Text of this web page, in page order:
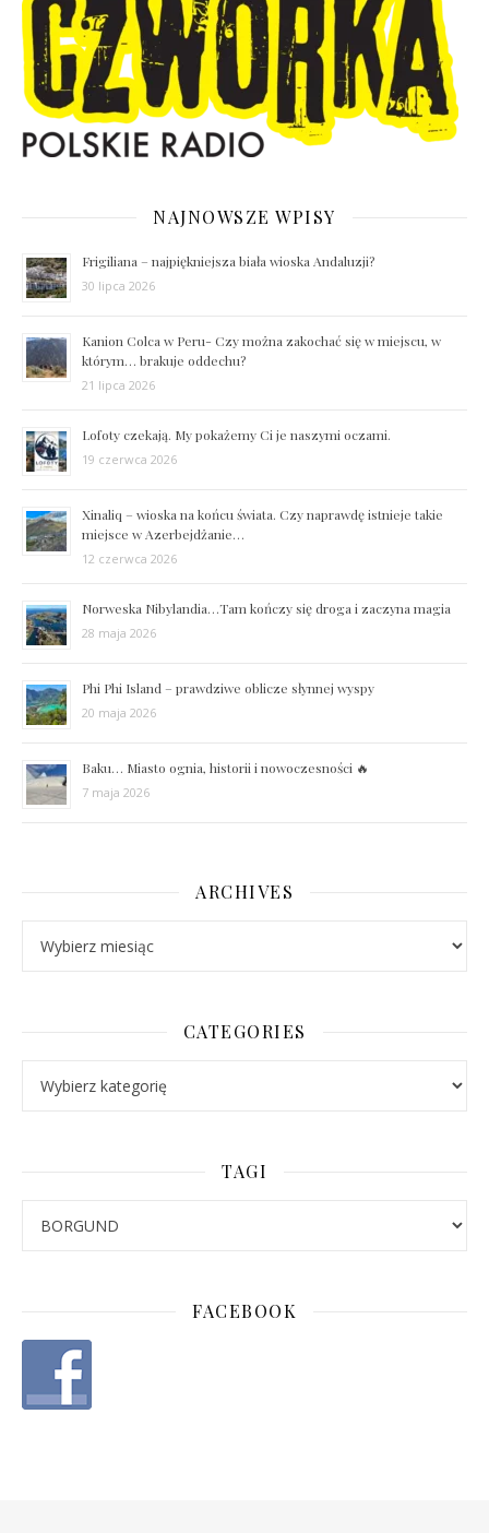
NAJNOWSZE WPISY
Frigiliana – najpiękniejsza biała wioska Andaluzji?
30 lipca 2026
Kanion Colca w Peru- Czy można zakochać się w miejscu, w
którym… brakuje oddechu?
21 lipca 2026
Lofoty czekają. My pokażemy Ci je naszymi oczami.
19 czerwca 2026
Xinaliq – wioska na końcu świata. Czy naprawdę istnieje takie
miejsce w Azerbejdżanie…
12 czerwca 2026
Norweska Nibylandia…Tam kończy się droga i zaczyna magia
28 maja 2026
Phi Phi Island – prawdziwe oblicze słynnej wyspy
20 maja 2026
Baku… Miasto ognia, historii i nowoczesności 🔥
7 maja 2026
ARCHIVES
CATEGORIES
TAGI
FACEBOOK